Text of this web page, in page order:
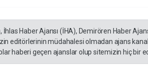
İhlas Haber Ajansı (İHA), Demirören Haber
editörlerinin müdahalesi olmadan ajans
haberi geçen ajanslar olup sitemizin hiç bir